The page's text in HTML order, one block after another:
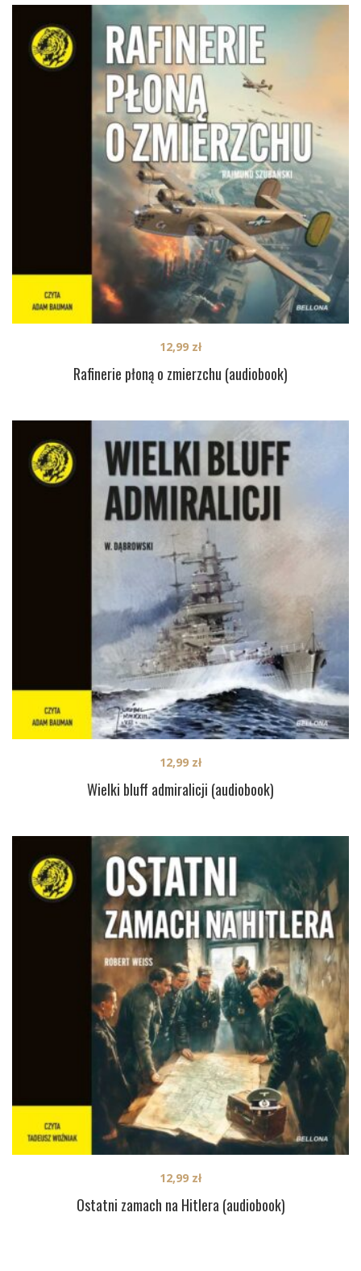
Rafinerie płoną o zmierzchu (audiobook)
12,99 zł
Wielki bluff admiralicji (audiobook)
12,99 zł
Ostatni zamach na Hitlera (audiobook)
12,99 zł